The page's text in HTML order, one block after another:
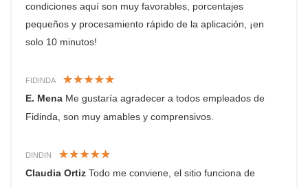
condiciones aquí son muy favorables, porcentajes
pequeños y procesamiento rápido de la aplicación, ¡en
solo 10 minutos!
FIDINDA
E. Mena Me gustaría agradecer a todos empleados de
Fidinda, son muy amables y comprensivos.
DINDIN
Claudia Ortiz Todo me conviene, el sitio funciona de